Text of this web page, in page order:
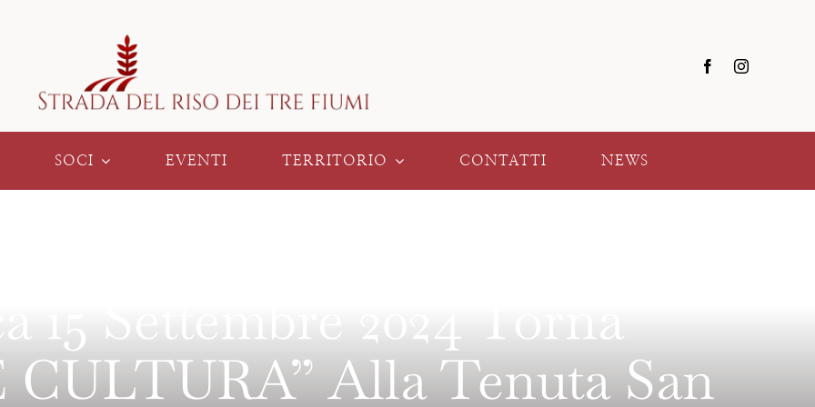
SOCI EVENTI TERRITORIO CONTATTI NEWS
15 Settembre 2024 Torna
Alla Tenuta San